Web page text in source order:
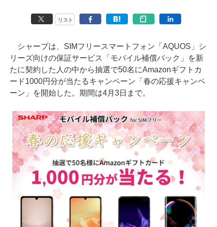
リスト
シャープは、SIMフリースマートフォン「AQUOS」シ
リーズ向けの保証サービス「モバイル補償パック」を新
たに契約した人の中から抽選で50名にAmazonギフトカ
ード1000円分が当たるキャンペーン「春の応援キャンペ
ーン」を開始した。期間は4月3日まで。